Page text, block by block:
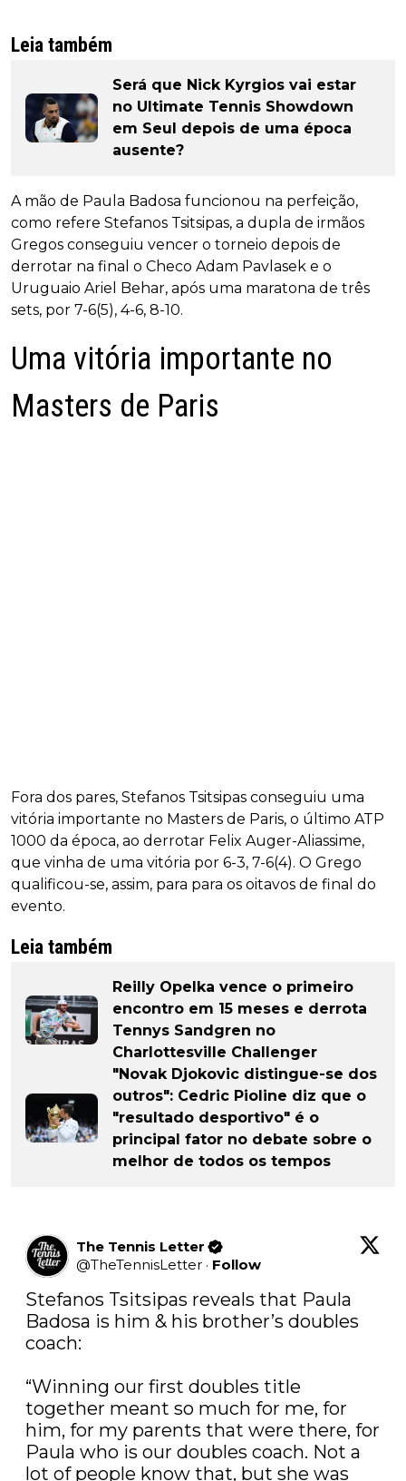
Leia também
Será que Nick Kyrgios vai estar
no Ultimate Tennis Showdown
em Seul depois de uma época
ausente?
A mão de Paula Badosa funcionou na perfeição,
como refere Stefanos Tsitsipas, a dupla de irmãos
Gregos conseguiu vencer o torneio depois de
derrotar na final o Checo Adam Pavlasek e o
Uruguaio Ariel Behar, após uma maratona de três
sets, por 7-6(5), 4-6, 8-10.
Uma vitória importante no
Masters de Paris
Fora dos pares, Stefanos Tsitsipas conseguiu uma
vitória importante no Masters de Paris, o último ATP
1000 da época, ao derrotar Felix Auger-Aliassime,
que vinha de uma vitória por 6-3, 7-6(4). O Grego
qualificou-se, assim, para para os oitavos de final do
evento.
Leia também
Reilly Opelka vence o primeiro
encontro em 15 meses e derrota
Tennys Sandgren no
Charlottesville Challenger
"Novak Djokovic distingue-se dos
outros": Cedric Pioline diz que o
"resultado desportivo" é o
principal fator no debate sobre o
melhor de todos os tempos
The Tennis Letter
@TheTennisLetter · Follow
Stefanos Tsitsipas reveals that Paula
Badosa is him & his brother’s doubles
coach:
“Winning our first doubles title
together meant so much for me, for
him, for my parents that were there, for
Paula who is our doubles coach. Not a
lot of people know that, but she was